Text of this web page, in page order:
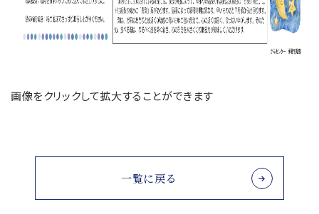
画像をクリックして拡大することができます
一覧に戻る